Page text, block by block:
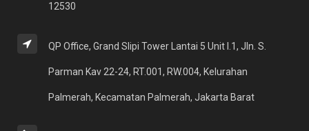
12530
QP Office, Grand Slipi Tower Lantai 5 Unit I.1, Jln. S.
Parman Kav 22-24, RT.001, RW.004, Kelurahan
Palmerah, Kecamatan Palmerah, Jakarta Barat